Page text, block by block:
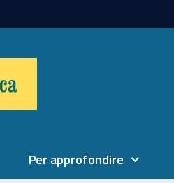
Per approfondire